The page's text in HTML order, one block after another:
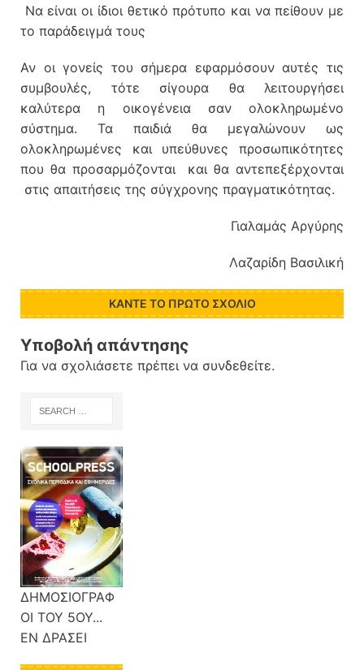
Να είναι οι ίδιοι θετικό πρότυπο και να πείθουν με
το παράδειγμά τους
Αν οι γονείς του σήμερα εφαρμόσουν αυτές τις
συμβουλές, τότε σίγουρα θα λειτουργήσει
καλύτερα η οικογένεια σαν ολοκληρωμένο
σύστημα. Τα παιδιά θα μεγαλώνουν ως
ολοκληρωμένες και υπεύθυνες προσωπικότητες
που θα προσαρμόζονται και θα αντεπεξέρχονται
στις απαιτήσεις της σύγχρονης πραγματικότητας.
Γιαλαμάς Αργύρης
Λαζαρίδη Βασιλική
ΚΆΝΤΕ ΤΟ ΠΡΏΤΟ ΣΧΌΛΙΟ
Υποβολή απάντησης
Για να σχολιάσετε πρέπει να συνδεθείτε.
ΔΗΜΟΣΙΟΓΡΑΦ
ΟΙ ΤΟΥ 5ΟΥ...
ΕΝ ΔΡΑΣΕΙ